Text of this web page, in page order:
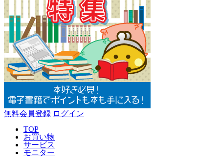
無料会員登録 ログイン
TOP
お買い物
サービス
モニター